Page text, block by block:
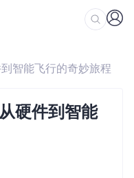
智能飞行的奇妙旅程
硬件到智能